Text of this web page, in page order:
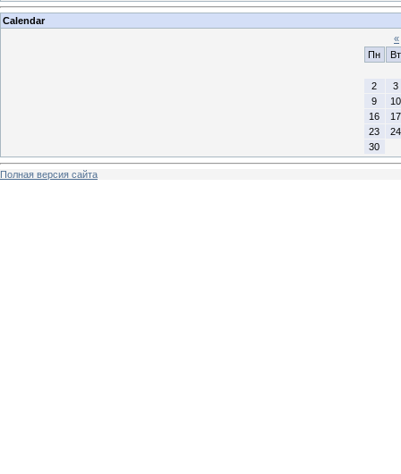
Calendar
«
Пн
Вт
2
3
9
10
16
17
23
24
30
Полная версия сайта